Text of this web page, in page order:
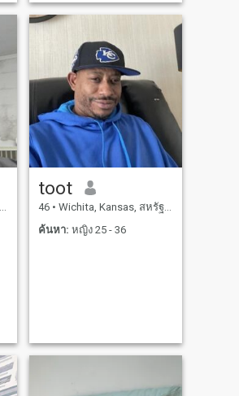
toot
46 • Wichita, Kansas, สหรัฐอเมริกา
ค้นหา: หญิง 25 - 36